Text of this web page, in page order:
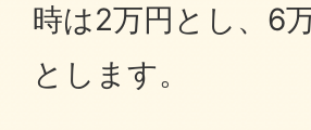
時は2万円とし、6
とします。